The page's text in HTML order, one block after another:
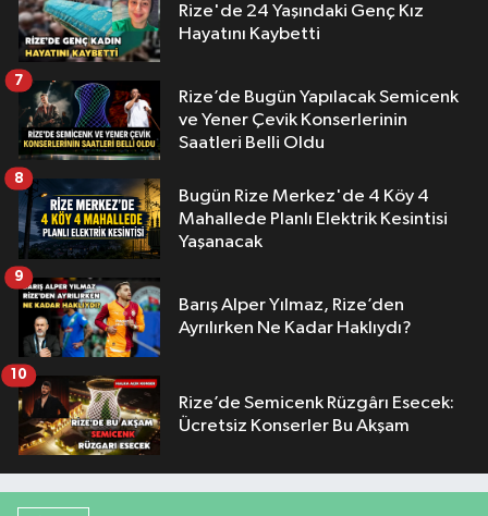
Rize'de 24 Yaşındaki Genç Kız
Hayatını Kaybetti
Rize’de Bugün Yapılacak Semicenk
ve Yener Çevik Konserlerinin
Saatleri Belli Oldu
7
Bugün Rize Merkez'de 4 Köy 4
Mahallede Planlı Elektrik Kesintisi
Yaşanacak
8
Barış Alper Yılmaz, Rize’den
Ayrılırken Ne Kadar Haklıydı?
9
Rize’de Semicenk Rüzgârı Esecek:
Ücretsiz Konserler Bu Akşam
10